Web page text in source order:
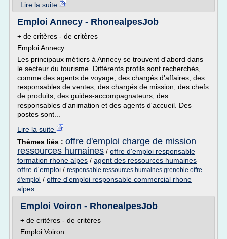
Lire la suite
Emploi Annecy - RhonealpesJob
+ de critères - de critères
Emploi Annecy
Les principaux métiers à Annecy se trouvent d'abord dans
le secteur du tourisme. Différents profils sont recherchés,
comme des agents de voyage, des chargés d'affaires, des
responsables de ventes, des chargés de mission, des chefs
de produits, des guides-accompagnateurs, des
responsables d'animation et des agents d'accueil. Des
postes sont...
Lire la suite
Thèmes liés : offre d'emploi charge de mission
ressources humaines / offre d'emploi responsable
formation rhone alpes / agent des ressources humaines
offre d'emploi / responsable ressources humaines grenoble offre
d'emploi / offre d'emploi responsable commercial rhone
alpes
Emploi Voiron - RhonealpesJob
+ de critères - de critères
Emploi Voiron